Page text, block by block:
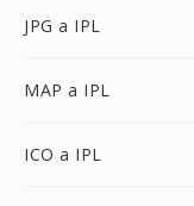
JPG a IPL
MAP a IPL
ICO a IPL